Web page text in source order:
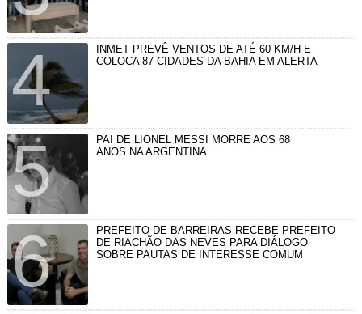
INMET PREVÊ VENTOS DE ATÉ 60 KM/H E
COLOCA 87 CIDADES DA BAHIA EM ALERTA
PAI DE LIONEL MESSI MORRE AOS 68
ANOS NA ARGENTINA
PREFEITO DE BARREIRAS RECEBE PREFEITO
DE RIACHÃO DAS NEVES PARA DIÁLOGO
SOBRE PAUTAS DE INTERESSE COMUM